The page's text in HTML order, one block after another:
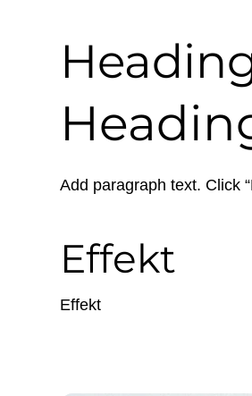
Add paragraph text. Click
Effekt
Effekt